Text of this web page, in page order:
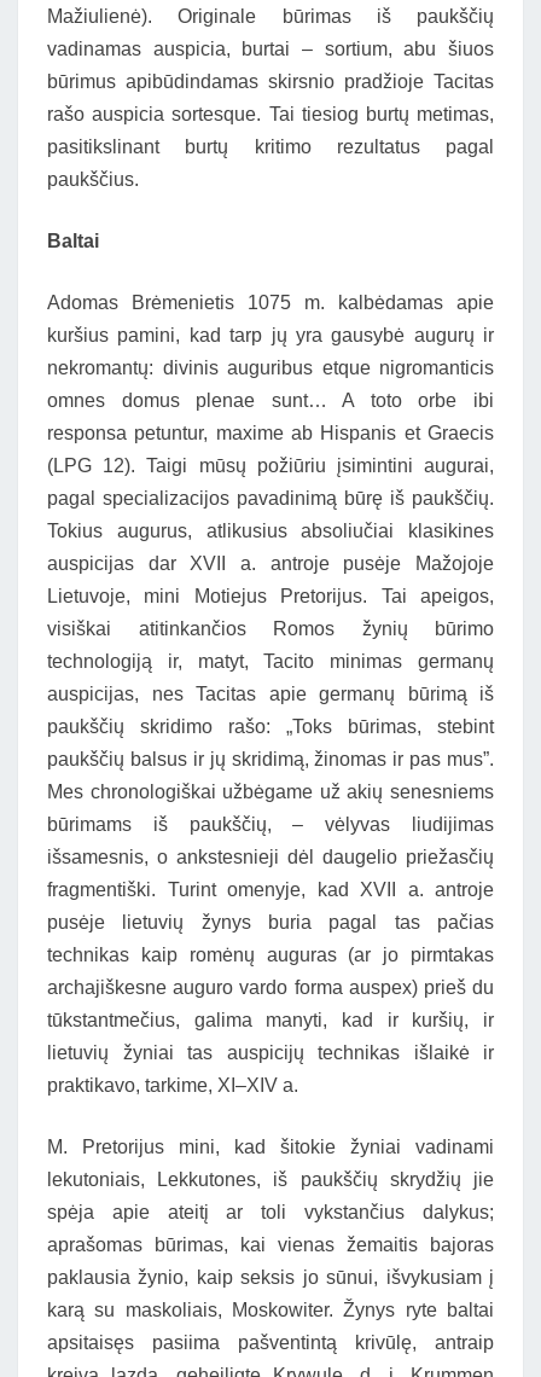
Mažiulienė). Originale būrimas iš paukščių
vadinamas auspicia, burtai – sortium, abu šiuos
būrimus apibūdindamas skirsnio pradžioje Tacitas
rašo auspicia sortesque. Tai tiesiog burtų metimas,
pasitikslinant burtų kritimo rezultatus pagal
paukščius.
Baltai
Adomas Brėmenietis 1075 m. kalbėdamas apie
kuršius pamini, kad tarp jų yra gausybė augurų ir
nekromantų: divinis auguribus etque nigromanticis
omnes domus plenae sunt… A toto orbe ibi
responsa petuntur, maxime ab Hispanis et Graecis
(LPG 12). Taigi mūsų požiūriu įsimintini augurai,
pagal specializacijos pavadinimą būrę iš paukščių.
Tokius augurus, atlikusius absoliučiai klasikines
auspicijas dar XVII a. antroje pusėje Mažojoje
Lietuvoje, mini Motiejus Pretorijus. Tai apeigos,
visiškai atitinkančios Romos žynių būrimo
technologiją ir, matyt, Tacito minimas germanų
auspicijas, nes Tacitas apie germanų būrimą iš
paukščių skridimo rašo: „Toks būrimas, stebint
paukščių balsus ir jų skridimą, žinomas ir pas mus”.
Mes chronologiškai užbėgame už akių senesniems
būrimams iš paukščių, – vėlyvas liudijimas
išsamesnis, o ankstesnieji dėl daugelio priežasčių
fragmentiški. Turint omenyje, kad XVII a. antroje
pusėje lietuvių žynys buria pagal tas pačias
technikas kaip romėnų auguras (ar jo pirmtakas
archajiškesne auguro vardo forma auspex) prieš du
tūkstantmečius, galima manyti, kad ir kuršių, ir
lietuvių žyniai tas auspicijų technikas išlaikė ir
praktikavo, tarkime, XI–XIV a.
M. Pretorijus mini, kad šitokie žyniai vadinami
lekutoniais, Lekkutones, iš paukščių skrydžių jie
spėja apie ateitį ar toli vykstančius dalykus;
aprašomas būrimas, kai vienas žemaitis bajoras
paklausia žynio, kaip seksis jo sūnui, išvykusiam į
karą su maskoliais, Moskowiter. Žynys ryte baltai
apsitaisęs pasiima pašventintą krivūlę, antraip